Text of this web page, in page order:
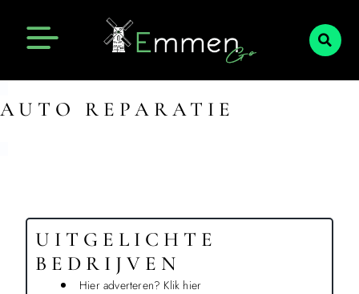
AUTO REPARATIE
UITGELICHTE
BEDRIJVEN
Hier adverteren? Klik hier